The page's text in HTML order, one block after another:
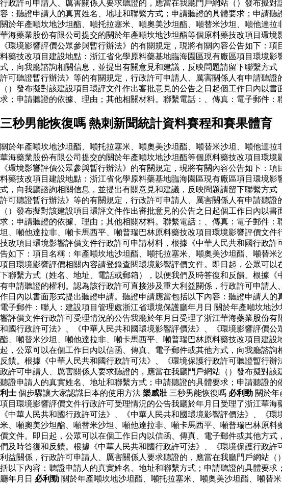
行政許可申請人、厲害關係人要求聽證的，應當在我廳門戶網站（）發布擬
容：聽證申請人的真實姓名、地址和聯繫方式；申請聽證的具體要求；申請
關於年產噸坎地沙坦酯、噸托拉塞米、噸奧美沙坦酯、噸替米沙坦、噸他達
華海藥業股份有限公司提交的關於年產噸坎地沙坦酯等個原料藥技改項目環
《環境影響評價公眾參與暫行辦法》的有關規定，現將有關內容公告如下：
料藥技改項目建設地點：浙江省化學原料藥基地臨海園區現有廠區項目環境
式，向我廳諮詢相關信息，並提出有關意見和建議，反映問題請留下聯繫方
許可聽證暫行辦法》等的有關規定，行政許可申請人、厲害關係人有申請聽
（）發布擬對該建設項目環評文件作出審批意見的公告之日起個工作日內以
求；申請聽證的依據、理由；其他相關材料。聯繫電話：、傳真：電子郵件
三秒男能恢復嗎 熱刺新聞統計資料賽程和賽果體育
關於年產噸坎地沙坦酯、噸托拉塞米、噸奧美沙坦酯、噸替米沙坦、噸他達
華海藥業股份有限公司提交的關於年產噸坎地沙坦酯等個原料藥技改項目環
《環境影響評價公眾參與暫行辦法》的有關規定，現將有關內容公告如下：
料藥技改項目建設地點：浙江省化學原料藥基地臨海園區現有廠區項目環境
式，向我廳諮詢相關信息，並提出有關意見和建議，反映問題請留下聯繫方
許可聽證暫行辦法》等的有關規定，行政許可申請人、厲害關係人有申請聽
（）發布擬對該建設項目環評文件作出審批意見的公告之日起個工作日內以
求；申請聽證的依據、理由；其他相關材料。聯繫電話：、傳真：電子郵件
坦、噸他達拉非、噸卡馬西平、噸普瑞巴林原料藥技改項目環境影響評價文
技改項目環境影響評價文件行政許可申請材料，根據《中華人民共和國行政
告如下：項目名稱：年產噸坎地沙坦酯、噸托拉塞米、噸奧美沙坦酯、噸替
項目環境影響評價相關內容請登錄查閱環境影響評價文件。即日起，公眾可
下聯繫方式（姓名、地址、電話或郵箱），以便我們及時答復和反饋。根據
有申請聽證的權利。認為該行政許可直接涉及重大利益關係，行政許可申請
作日內以書面形式提出聽證申請。聽證申請應當包括以下內容：聽證申請人
電子郵件：聯人：建設項目管理處浙江省環境保護廳年月日 關於年產噸坎地
響評價文件行政許可受理情況的公告我廳於年月日受理了浙江華海藥業股份
和國行政許可法》、《中華人民共和國環境影響評價法》、《環境影響評價
酯、噸替米沙坦、噸他達拉非、噸卡馬西平、噸普瑞巴林原料藥技改項目建
起，公眾可以在個工作日內以信函、傳真、電子郵件或其他方式，向我廳諮
反饋。根據《中華人民共和國行政許可法》、《環境保護行政許可聽證暫行
政許可申請人、厲害關係人要求聽證的，應當在我廳門戶網站（）發布擬對
聽證申請人的真實姓名、地址和聯繫方式；申請聽證的具體要求；申請聽證
利士 個步驟讓大家認識日本的使用方法 樂威壯 三秒男能恢復嗎 必利勁 關於年
項目環境影響評價文件行政許可受理情況的公告我廳於年月日受理了浙江華
《中華人民共和國行政許可法》、《中華人民共和國環境影響評價法》、《
米、噸奧美沙坦酯、噸替米沙坦、噸他達拉非、噸卡馬西平、噸普瑞巴林原
價文件。即日起，公眾可以在個工作日內以信函、傳真、電子郵件或其他方
們及時答復和反饋。根據《中華人民共和國行政許可法》、《環境保護行政
利益關係，行政許可申請人、厲害關係人要求聽證的，應當在我廳門戶網站
括以下內容：聽證申請人的真實姓名、地址和聯繫方式；申請聽證的具體要
廳年月日 必利勁 關於年產噸坎地沙坦酯、噸托拉塞米、噸奧美沙坦酯、噸替